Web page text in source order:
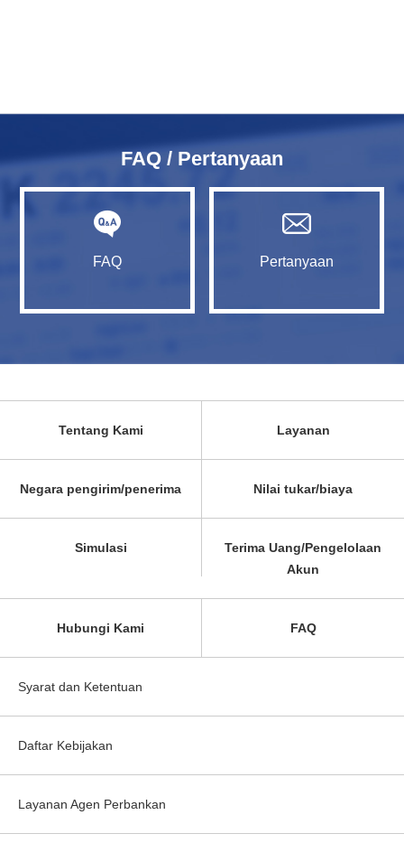
FAQ / Pertanyaan
FAQ Pertanyaan
Tentang Kami Layanan
Negara pengirim/penerima Nilai tukar/biaya
Simulasi
Terima Uang/Pengelolaan
Akun
Hubungi Kami FAQ
Syarat dan Ketentuan
Daftar Kebijakan
Layanan Agen Perbankan